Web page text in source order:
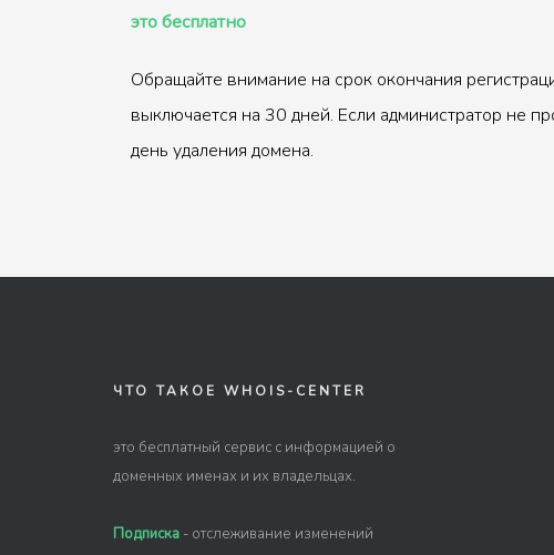
это бесплатно
Обращайте внимание на срок окончания
выключается на 30 дней. Если администратор не
день удаления домена.
ЧТО ТАКОЕ WHOIS-CENTER
это бесплатный сервис с информацией о
доменных именах и их владельцах.
Подписка - отслеживание изменений